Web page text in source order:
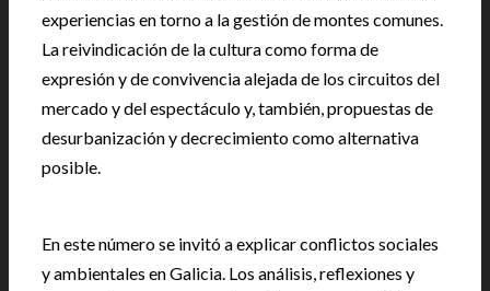
experiencias en torno a la gestión de montes comunes.
La reivindicación de la cultura como forma de
expresión y de convivencia alejada de los circuitos del
mercado y del espectáculo y, también, propuestas de
desurbanización y decrecimiento como alternativa
posible.
En este número se invitó a explicar conflictos sociales
y ambientales en Galicia. Los análisis, reflexiones y